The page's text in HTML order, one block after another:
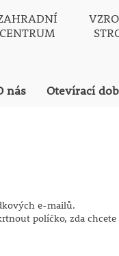
CENTRUM
nás Otevírací
e-mailů.
políčko, zda